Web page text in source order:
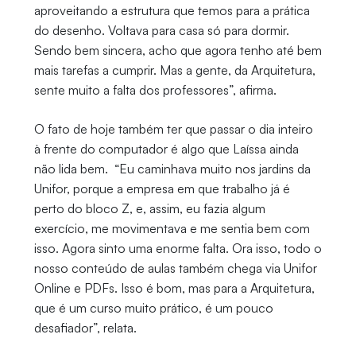
aproveitando a estrutura que temos para a prática
do desenho. Voltava para casa só para dormir.
Sendo bem sincera, acho que agora tenho até bem
mais tarefas a cumprir. Mas a gente, da Arquitetura,
sente muito a falta dos professores”, afirma.
O fato de hoje também ter que passar o dia inteiro
à frente do computador é algo que Laíssa ainda
não lida bem. “Eu caminhava muito nos jardins da
Unifor, porque a empresa em que trabalho já é
perto do bloco Z, e, assim, eu fazia algum
exercício, me movimentava e me sentia bem com
isso. Agora sinto uma enorme falta. Ora isso, todo o
nosso conteúdo de aulas também chega via Unifor
Online e PDFs. Isso é bom, mas para a Arquitetura,
que é um curso muito prático, é um pouco
desafiador”, relata.